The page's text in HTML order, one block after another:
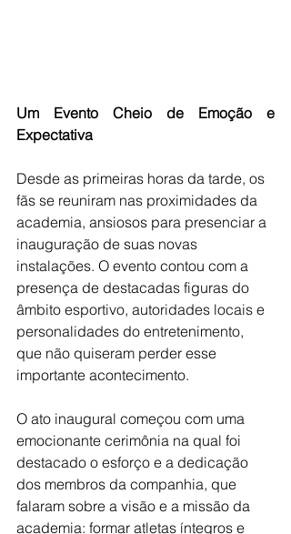
Um Evento Cheio de Emoção e
Expectativa
Desde as primeiras horas da tarde, os
fãs se reuniram nas proximidades da
academia, ansiosos para presenciar a
inauguração de suas novas
instalações. O evento contou com a
presença de destacadas figuras do
âmbito esportivo, autoridades locais e
personalidades do entretenimento,
que não quiseram perder esse
importante acontecimento.
O ato inaugural começou com uma
emocionante cerimônia na qual foi
destacado o esforço e a dedicação
dos membros da companhia, que
falaram sobre a visão e a missão da
academia: formar atletas íntegros e